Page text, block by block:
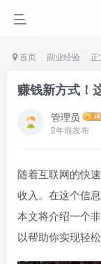
首页 副业经验 正
赚钱新方式！
管理员
2年前发布
随着互联网的快
收入。在这个信
本文将介绍一个
以帮助你实现轻